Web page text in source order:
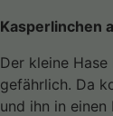
Kasperlinchen
Der kleine
gefährlich. Da
und ihn in